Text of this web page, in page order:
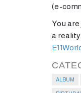
(e-
You
a
ALBUM